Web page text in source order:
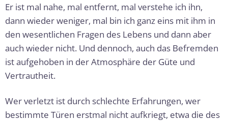
Er ist mal nahe, mal entfernt, mal verstehe ich ihn,
dann wieder weniger, mal bin ich ganz eins mit ihm in
den wesentlichen Fragen des Lebens und dann aber
auch wieder nicht. Und dennoch, auch das Befremden
ist aufgehoben in der Atmosphäre der Güte und
Vertrautheit.
Wer verletzt ist durch schlechte Erfahrungen, wer
bestimmte Türen erstmal nicht aufkriegt, etwa die des